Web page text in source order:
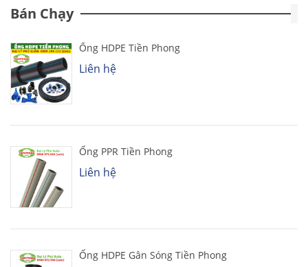
Bán Chạy
Ống HDPE Tiền Phong
Liên hệ
Ống PPR Tiền Phong
Liên hệ
Ống HDPE Gân Sóng Tiền Phong